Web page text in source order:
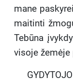
mane
maitinti
Tebūna
visoje žemėje
GYDYTOJO